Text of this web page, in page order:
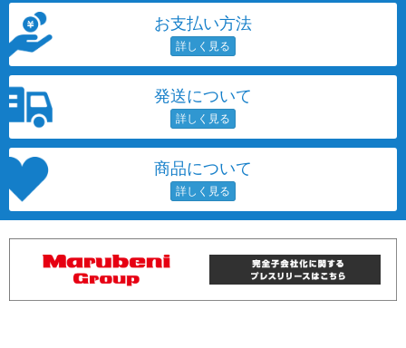
お支払い方法
発送について
商品について